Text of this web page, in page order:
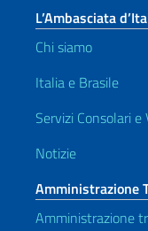
L’Ambasciata
Chi siamo
Italia e Brasile
Servizi Consolari e
Notizie
Amministrazione
Amministrazione